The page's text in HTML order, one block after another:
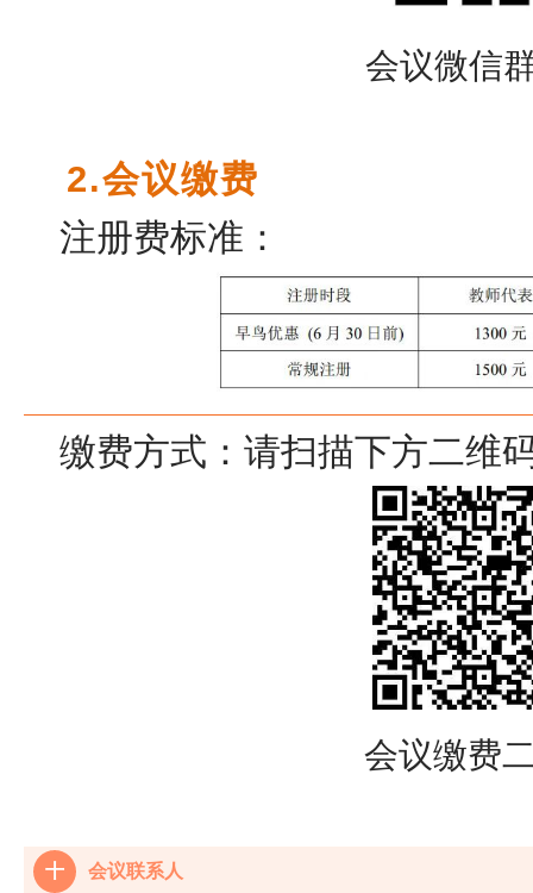
会议微信
2.会议缴费
注册费标准：
缴费方式：请扫描下方二维
会议缴费
十 会议联系人